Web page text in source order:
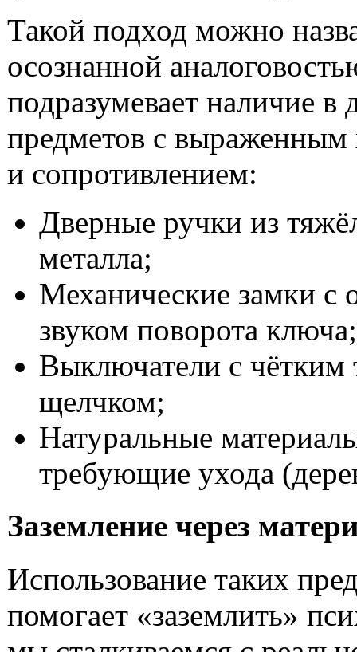
Такой подход можно
осознанной
подразумевает наличие в
предметов с выраженным
и сопротивлением:
Дверные ручки из
металла;
Механические замки с
звуком поворота ключа;
Выключатели с чётким
щелчком;
Натуральные
требующие ухода
Заземление через
Использование таких
помогает «заземлить»